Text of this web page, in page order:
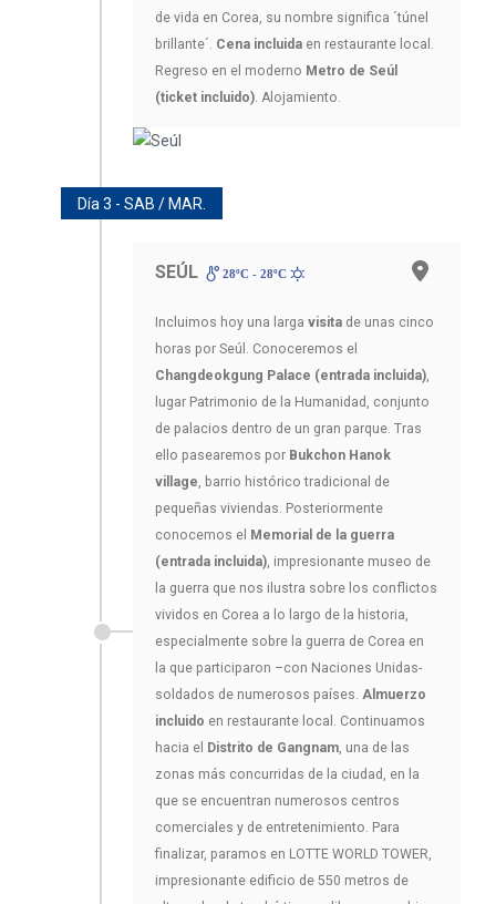
de vida en Corea, su nombre significa ´túnel
brillante´. Cena incluida en restaurante local.
Regreso en el moderno Metro de Seúl
(ticket incluido). Alojamiento.
Día 3 - SAB / MAR.
SEÚL 28ºC - 28ºC
Incluimos hoy una larga visita de unas cinco
horas por Seúl. Conoceremos el
Changdeokgung Palace (entrada incluida),
lugar Patrimonio de la Humanidad, conjunto
de palacios dentro de un gran parque. Tras
ello pasearemos por Bukchon Hanok
village, barrio histórico tradicional de
pequeñas viviendas. Posteriormente
conocemos el Memorial de la guerra
(entrada incluida), impresionante museo de
la guerra que nos ilustra sobre los conflictos
vividos en Corea a lo largo de la historia,
especialmente sobre la guerra de Corea en
la que participaron –con Naciones Unidas-
soldados de numerosos países. Almuerzo
incluido en restaurante local. Continuamos
hacia el Distrito de Gangnam, una de las
zonas más concurridas de la ciudad, en la
que se encuentran numerosos centros
comerciales y de entretenimiento. Para
finalizar, paramos en LOTTE WORLD TOWER,
impresionante edificio de 550 metros de